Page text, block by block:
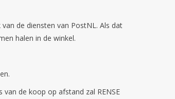
de diensten van PostNL. Als dat
halen in de winkel.
van de koop op afstand zal RENSE